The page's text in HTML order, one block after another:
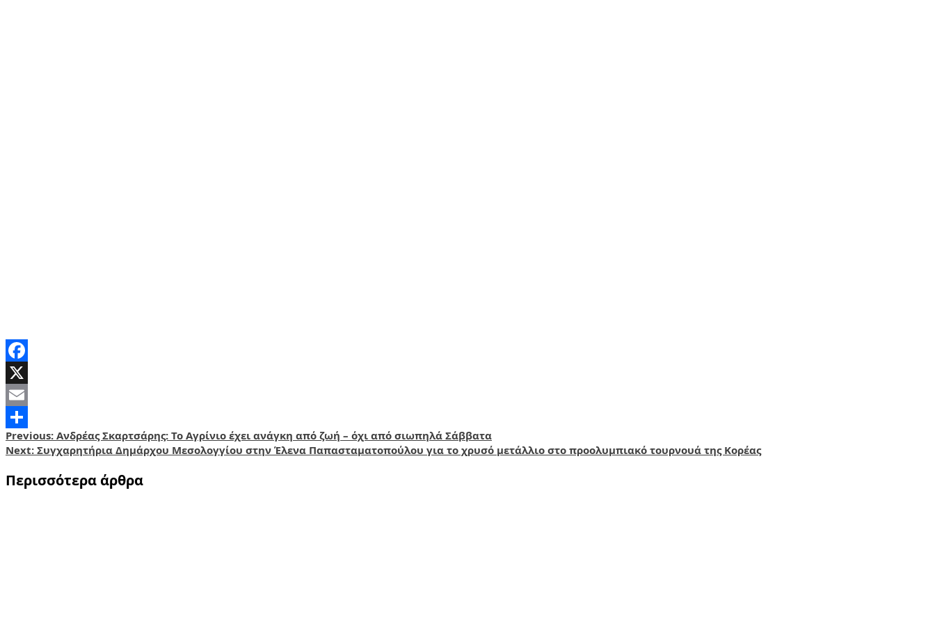
Facebook
X
Email
Share
Post
navigation
Previous: Ανδρέας Σκαρτσάρης: Το Αγρίνιο έχει ανάγκη από ζωή – όχι από σιωπηλά Σάββατα
Next: Συγχαρητήρια Δημάρχου Μεσολογγίου στην Έλενα Παπασταματοπούλου για το χρυσό μετάλλιο στο προολυμπιακό τουρνουά της Κορέας
Περισσότερα άρθρα